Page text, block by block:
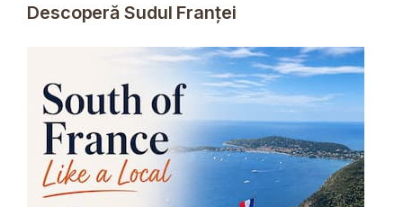
Descoperă Sudul Franței